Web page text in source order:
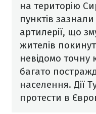
на територію
пунктів
артилерії, що
жителів
невідомо точну
багато
населення. Дії
протести в